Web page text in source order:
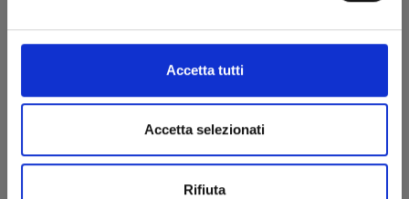
Accetta tutti
Accetta selezionati
Rifiuta